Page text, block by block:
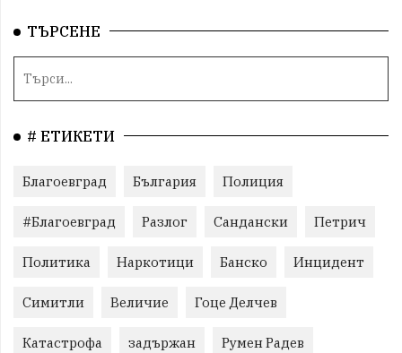
ТЪРСЕНЕ
# ЕТИКЕТИ
Благоевград България Полиция
#Благоевград Разлог Сандански Петрич
Политика Наркотици Банско Инцидент
Симитли Величие Гоце Делчев
Катастрофа задържан Румен Радев